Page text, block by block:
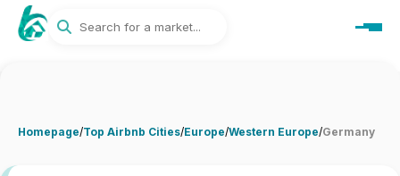
Homepage/Top Airbnb Cities/Europe/Western Europe/Germany